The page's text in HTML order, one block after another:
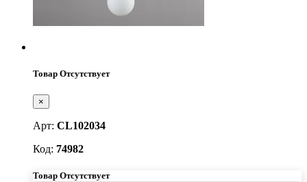
Товар Отсутствует
×
Арт: CL102034
Код: 74982
Товар Отсутствует